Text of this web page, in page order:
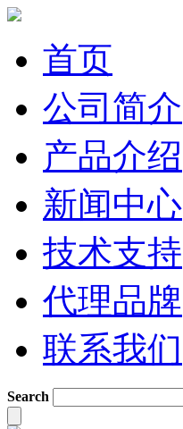
首页
公司简介
产品介绍
新闻中心
技术支持
代理品牌
联系我们
Search